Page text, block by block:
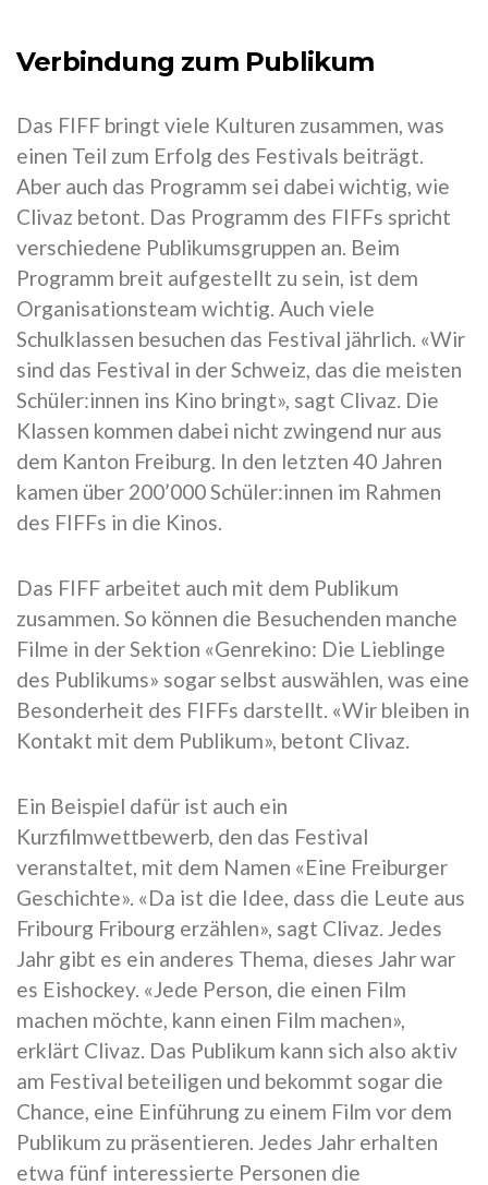
Verbindung zum Publikum
Das FIFF bringt viele Kulturen zusammen, was
einen Teil zum Erfolg des Festivals beiträgt.
Aber auch das Programm sei dabei wichtig, wie
Clivaz betont. Das Programm des FIFFs spricht
verschiedene Publikumsgruppen an. Beim
Programm breit aufgestellt zu sein, ist dem
Organisationsteam wichtig. Auch viele
Schulklassen besuchen das Festival jährlich. «Wir
sind das Festival in der Schweiz, das die meisten
Schüler:innen ins Kino bringt», sagt Clivaz. Die
Klassen kommen dabei nicht zwingend nur aus
dem Kanton Freiburg. In den letzten 40 Jahren
kamen über 200’000 Schüler:innen im Rahmen
des FIFFs in die Kinos.
Das FIFF arbeitet auch mit dem Publikum
zusammen. So können die Besuchenden manche
Filme in der Sektion «Genrekino: Die Lieblinge
des Publikums» sogar selbst auswählen, was eine
Besonderheit des FIFFs darstellt. «Wir bleiben in
Kontakt mit dem Publikum», betont Clivaz.
Ein Beispiel dafür ist auch ein
Kurzfilmwettbewerb, den das Festival
veranstaltet, mit dem Namen «Eine Freiburger
Geschichte». «Da ist die Idee, dass die Leute aus
Fribourg Fribourg erzählen», sagt Clivaz. Jedes
Jahr gibt es ein anderes Thema, dieses Jahr war
es Eishockey. «Jede Person, die einen Film
machen möchte, kann einen Film machen»,
erklärt Clivaz. Das Publikum kann sich also aktiv
am Festival beteiligen und bekommt sogar die
Chance, eine Einführung zu einem Film vor dem
Publikum zu präsentieren. Jedes Jahr erhalten
etwa fünf interessierte Personen die